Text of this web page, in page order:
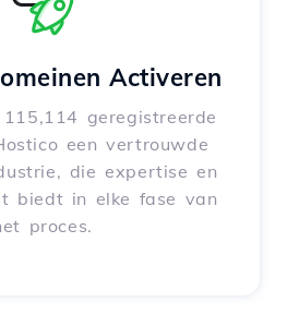
Activeren
geregistreerde
een vertrouwde
die expertise en
biedt in elke fase van
proces.